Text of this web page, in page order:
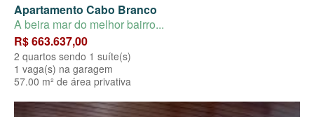
Apartamento Cabo Branco
A beira mar do melhor bairro...
R$ 663.637,00
2 quartos sendo 1 suíte(s)
1 vaga(s) na garagem
57.00 m² de área privativa